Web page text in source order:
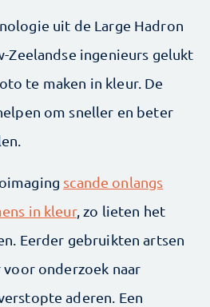
uit de Large Hadron
Zeelandse ingenieurs gelukt
te maken in kleur. De
om sneller en beter
scande onlangs
in kleur, zo lieten het
Eerder gebruikten artsen
voor onderzoek naar
aderen. Een